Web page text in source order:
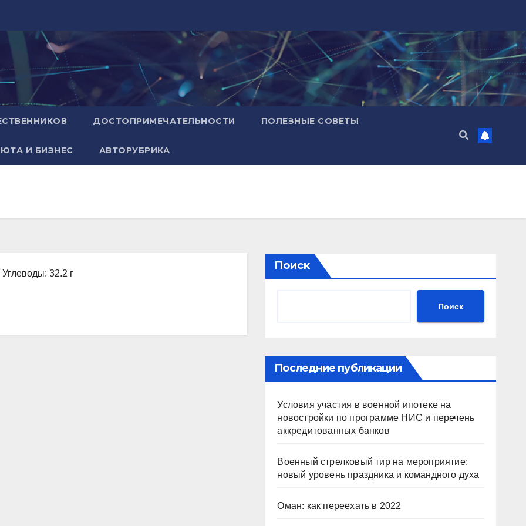
ДОСТОПРИМЕЧАТЕЛЬНОСТИ ПОЛЕЗНЫЕ СОВЕТЫ
И БИЗНЕС АВТОРУБРИКА
32.2 г
Поиск
Поиск
Последние публикации
Условия участия в военной ипотеке на
новостройки по программе НИС и перечень
аккредитованных банков
Военный стрелковый тир на мероприятие:
новый уровень праздника и командного духа
Оман: как переехать в 2022